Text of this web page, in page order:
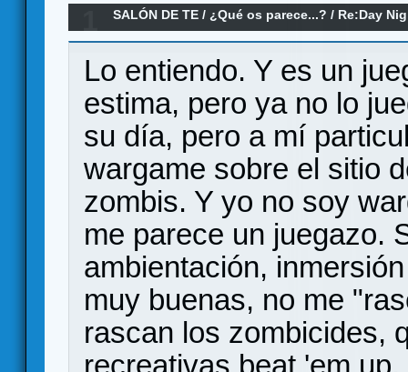
SALÓN DE TE /¿Qué os parece...? / Re:Day
Lo entiendo. Y es un
estima, pero ya no lo
su día, pero a mí
wargame sobre el sitio
zombis. Y yo no soy
me parece un juegazo.
ambientación,
muy buenas, no me
rascan los zombicides,
recreativas beat 'em